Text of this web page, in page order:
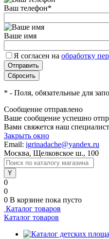
Ваш телефон*
Ваше имя
Я согласен на обработку
* - Поля, обязательные для
Сообщение отправлено
Ваше сообщение успешно
Вами свяжется наш специалист
Закрыть окно
Email: igrinadache@yandex.ru
Москва, Щелковское ш., 100
0
0
0 В корзине пока пусто
Каталог товаров
Каталог товаров